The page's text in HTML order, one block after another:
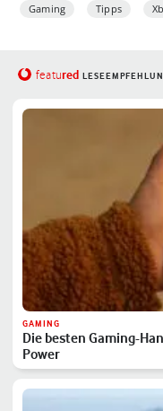
Gaming Tipps
featured
GAMING
Die besten Gaming-
Power